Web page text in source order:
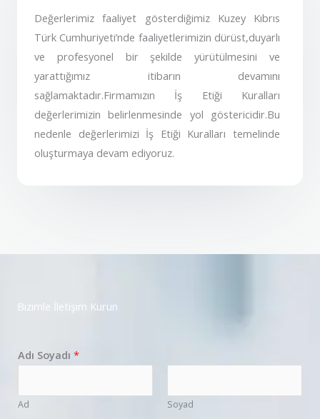
Değerlerimiz faaliyet gösterdiğimiz Kuzey Kıbrıs
Türk Cumhuriyeti’nde faaliyetlerimizin dürüst,duyarlı
ve profesyonel bir şekilde yürütülmesini ve
yarattığımız itibarın devamını
sağlamaktadır.Firmamızın İş Etiği Kuralları
değerlerimizin belirlenmesinde yol göstericidir.Bu
nedenle değerlerimizi İş Etiği Kuralları temelinde
oluşturmaya devam ediyoruz.
Bizimle İletişim Kurun
Adı Soyadı *
Ad Soyad